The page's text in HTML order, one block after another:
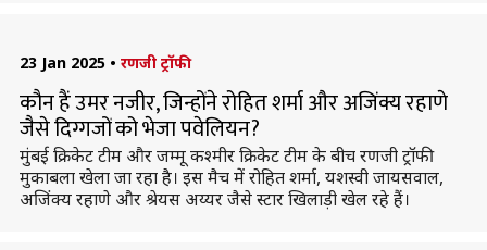
23 Jan 2025 • रणजी ट्रॉफी
कौन हैं उमर नजीर, जिन्होंने रोहित शर्मा और अजिंक्य रहाणे
जैसे दिग्गजों को भेजा पवेलियन?
मुंबई क्रिकेट टीम और जम्मू कश्मीर क्रिकेट टीम के बीच रणजी ट्रॉफी
मुकाबला खेला जा रहा है। इस मैच में रोहित शर्मा, यशस्वी जायसवाल,
अजिंक्य रहाणे और श्रेयस अय्यर जैसे स्टार खिलाड़ी खेल रहे हैं।